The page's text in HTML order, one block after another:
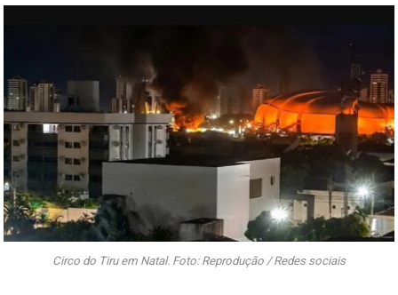
Circo do Tiru em Natal. Foto: Reprodução / Redes sociais